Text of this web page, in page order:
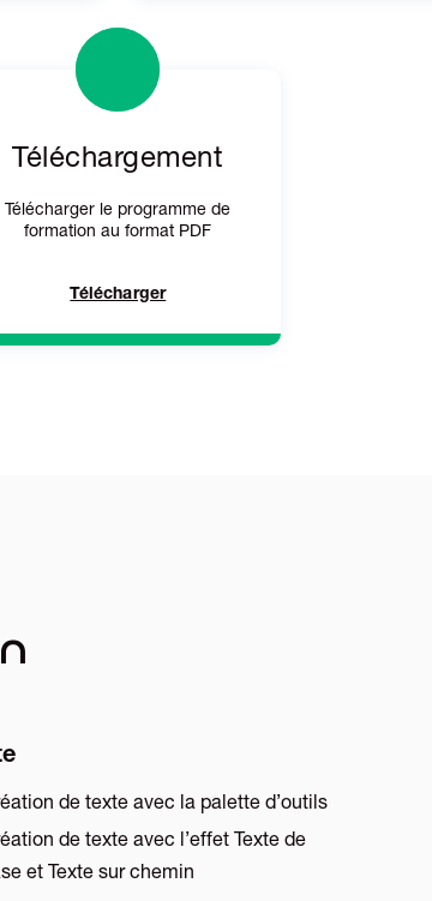
Téléchargement
Télécharger le programme de
formation au format PDF
Télécharger
de texte avec la palette d’outils
de texte avec l’effet Texte de
et Texte sur chemin